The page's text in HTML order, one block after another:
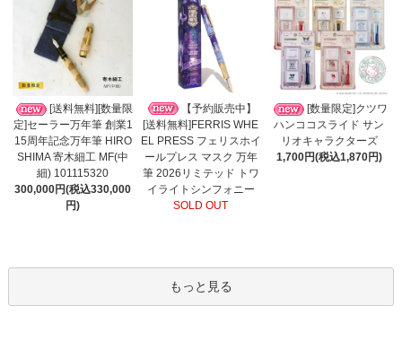
[送料無料][数量限
定]セーラー万年筆 創業1
15周年記念万年筆 HIRO
SHIMA 寄木細工 MF(中
細) 101115320
300,000円(税込330,000
円)
【予約販売中】
[送料無料]FERRIS WHE
EL PRESS フェリスホイ
ールプレス マスク 万年
筆 2026リミテッド トワ
イライトシンフォニー
SOLD OUT
[数量限定]クツワ
ハンココスライド サン
リオキャラクターズ
1,700円(税込1,870円)
もっと見る